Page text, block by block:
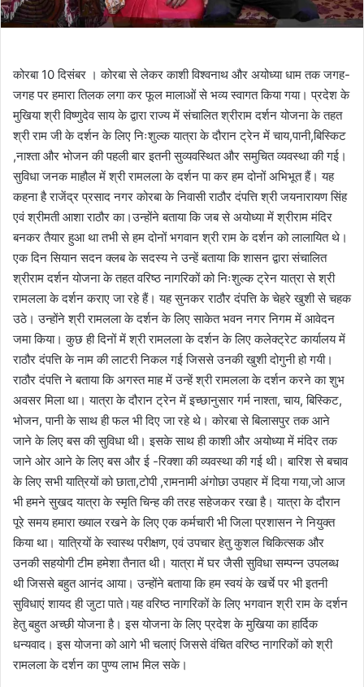
कोरबा 10 दिसंबर । कोरबा से लेकर काशी विश्वनाथ और अयोध्या धाम तक जगह-
जगह पर हमारा तिलक लगा कर फूल मालाओं से भव्य स्वागत किया गया। प्रदेश के
मुखिया श्री विष्णुदेव साय के द्वारा राज्य में संचालित श्रीराम दर्शन योजना के तहत
श्री राम जी के दर्शन के लिए निःशुल्क यात्रा के दौरान ट्रेन में चाय,पानी,बिस्किट
,नाश्ता और भोजन की पहली बार इतनी सुव्यवस्थित और समुचित व्यवस्था की गई।
सुविधा जनक माहौल में श्री रामलला के दर्शन पा कर हम दोनों अभिभूत हैं। यह
कहना है राजेंद्र प्रसाद नगर कोरबा के निवासी राठौर दंपत्ति श्री जयनारायण सिंह
एवं श्रीमती आशा राठौर का।उन्होंने बताया कि जब से अयोध्या में श्रीराम मंदिर
बनकर तैयार हुआ था तभी से हम दोनों भगवान श्री राम के दर्शन को लालायित थे।
एक दिन सियान सदन क्लब के सदस्य ने उन्हें बताया कि शासन द्वारा संचालित
श्रीराम दर्शन योजना के तहत वरिष्ठ नागरिकों को निःशुल्क ट्रेन यात्रा से श्री
रामलला के दर्शन कराए जा रहे हैं। यह सुनकर राठौर दंपत्ति के चेहरे खुशी से चहक
उठे। उन्होंने श्री रामलला के दर्शन के लिए साकेत भवन नगर निगम में आवेदन
जमा किया। कुछ ही दिनों में श्री रामलला के दर्शन के लिए कलेक्ट्रेट कार्यालय में
राठौर दंपत्ति के नाम की लाटरी निकल गई जिससे उनकी खुशी दोगुनी हो गयी।
राठौर दंपत्ति ने बताया कि अगस्त माह में उन्हें श्री रामलला के दर्शन करने का शुभ
अवसर मिला था। यात्रा के दौरान ट्रेन में इच्छानुसार गर्म नाश्ता, चाय, बिस्किट,
भोजन, पानी के साथ ही फल भी दिए जा रहे थे। कोरबा से बिलासपुर तक आने
जाने के लिए बस की सुविधा थी। इसके साथ ही काशी और अयोध्या में मंदिर तक
जाने ओर आने के लिए बस और ई -रिक्शा की व्यवस्था की गई थी। बारिश से बचाव
के लिए सभी यात्रियों को छाता,टोपी ,रामनामी अंगोछा उपहार में दिया गया,जो आज
भी हमने सुखद यात्रा के स्मृति चिन्ह की तरह सहेजकर रखा है। यात्रा के दौरान
पूरे समय हमारा ख्याल रखने के लिए एक कर्मचारी भी जिला प्रशासन ने नियुक्त
किया था। यात्रियों के स्वास्थ परीक्षण, एवं उपचार हेतु कुशल चिकित्सक और
उनकी सहयोगी टीम हमेशा तैनात थी। यात्रा में घर जैसी सुविधा सम्पन्न उपलब्ध
थी जिससे बहुत आनंद आया। उन्होंने बताया कि हम स्वयं के खर्चे पर भी इतनी
सुविधाएं शायद ही जुटा पाते।यह वरिष्ठ नागरिकों के लिए भगवान श्री राम के दर्शन
हेतु बहुत अच्छी योजना है। इस योजना के लिए प्रदेश के मुखिया का हार्दिक
धन्यवाद। इस योजना को आगे भी चलाएं जिससे वंचित वरिष्ठ नागरिकों को श्री
रामलला के दर्शन का पुण्य लाभ मिल सके।